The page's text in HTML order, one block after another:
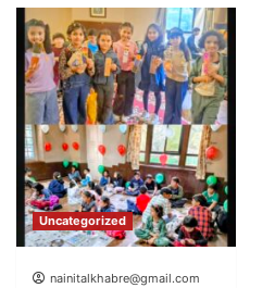
Uncategorized
nainitalkhabre@gmail.com